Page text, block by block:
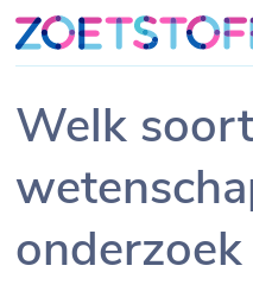
Skip
to
content
Welk soort